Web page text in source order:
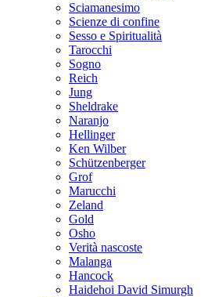
Sciamanesimo
Scienze di confine
Sesso e Spiritualità
Tarocchi
Sogno
Reich
Jung
Sheldrake
Naranjo
Hellinger
Ken Wilber
Schützenberger
Grof
Marucchi
Zeland
Gold
Osho
Verità nascoste
Malanga
Hancock
Haidehoi David Simurgh